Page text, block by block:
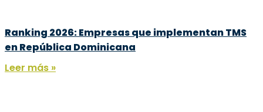
Ranking 2026: Empresas que implementan TMS
en República Dominicana
Leer más »